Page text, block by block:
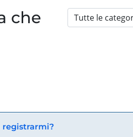
che
registrarmi?